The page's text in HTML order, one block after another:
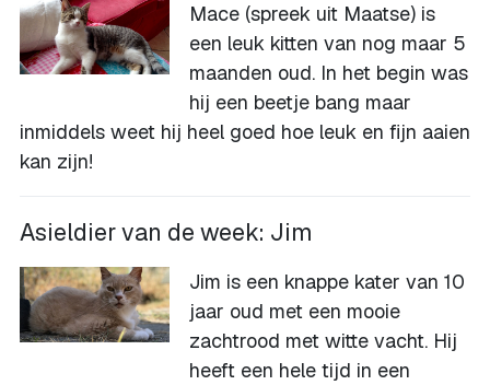
Mace (spreek uit Maatse) is
een leuk kitten van nog maar 5
maanden oud. In het begin was
hij een beetje bang maar
inmiddels weet hij heel goed hoe leuk en fijn aaien
kan zijn!
Asieldier van de week: Jim
Jim is een knappe kater van 10
jaar oud met een mooie
zachtrood met witte vacht. Hij
heeft een hele tijd in een